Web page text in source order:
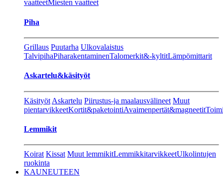
vaatteetMiesten vaatteet
Piha
Grillaus Puutarha Ulkovalaistus
TalvipihaPiharakentaminenTalomerkit&-kyltitLämpömittarit
Askartelu&käsityöt
Käsityöt Askartelu Piirustus-ja maalausvälineet Muut
pientarvikkeetKortit&paketointiAvaimenpertät&magneetit
Lemmikit
Koirat Kissat Muut lemmikitLemmikkitarvikkeetUlkolintujen
ruokinta
KAUNEUTEEN